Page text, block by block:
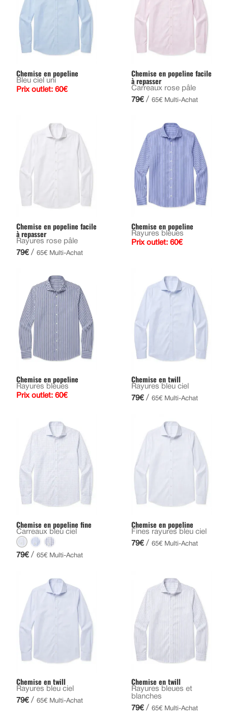
Chemise en popeline
Bleu ciel uni
Prix outlet: 60€
Chemise en popeline facile
à repasser
Carreaux rose pâle
79€ / 65€ Multi-Achat
Chemise en popeline facile
à repasser
Rayures rose pâle
79€ / 65€ Multi-Achat
Chemise en popeline
Rayures bleues
Prix outlet: 60€
Chemise en popeline
Rayures bleues
Prix outlet: 60€
Chemise en twill
Rayures bleu ciel
79€ / 65€ Multi-Achat
Chemise en popeline fine
Carreaux bleu ciel
79€ / 65€ Multi-Achat
Chemise en popeline
Fines rayures bleu ciel
79€ / 65€ Multi-Achat
Chemise en twill
Rayures bleu ciel
79€ / 65€ Multi-Achat
Chemise en twill
Rayures bleues et
blanches
79€ / 65€ Multi-Achat